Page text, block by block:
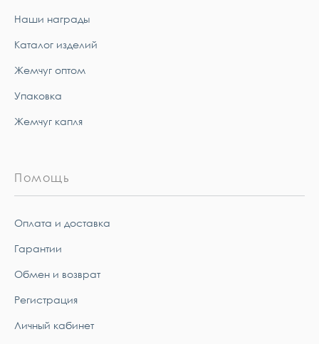
Наши награды
Каталог изделий
Жемчуг оптом
Упаковка
Жемчуг капля
Помощь
Оплата и доставка
Гарантии
Обмен и возврат
Регистрация
Личный кабинет